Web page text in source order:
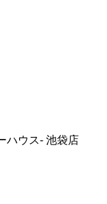
ハウス- 池袋店